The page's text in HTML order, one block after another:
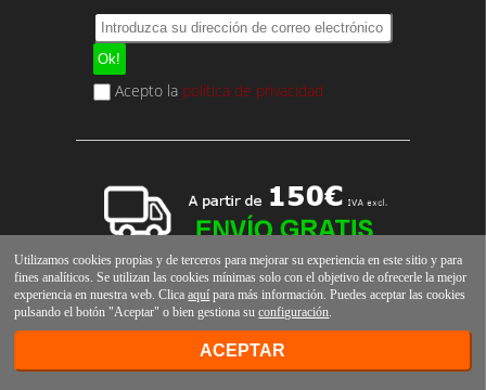
Acepto la política de privacidad
Utilizamos cookies propias y de terceros para mejorar su experiencia en este sitio y para
fines analíticos. Se utilizan las cookies mínimas solo con el objetivo de ofrecerle la mejor
experiencia en nuestra web. Clicaaquí para más información. Puedes aceptar las cookies
pulsando el botón "Aceptar" o bien gestiona suconfiguración.
ACEPTAR